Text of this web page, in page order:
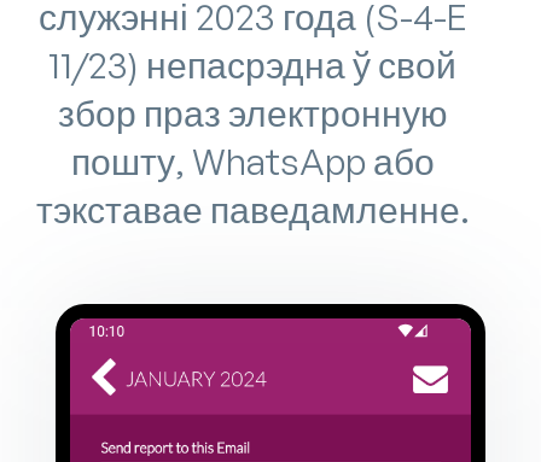
служэнні 2023 года (S-4-E
11/23) непасрэдна ў свой
збор праз электронную
пошту, WhatsApp або
тэкставае паведамленне.